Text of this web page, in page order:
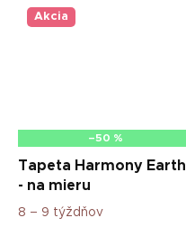
Akcia
–50 %
Tapeta Harmony Earth
- na mieru
8 – 9 týždňov